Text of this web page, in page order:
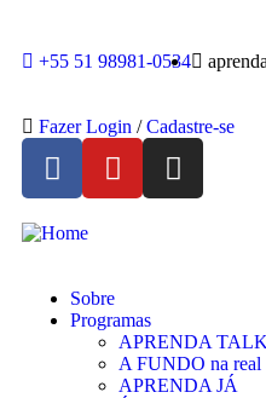
+55 51 98981-0534
Fazer Login / Cadastre-se
Sobre
Programas
APRENDA TALK
A FUNDO na real
APRENDA JÁ